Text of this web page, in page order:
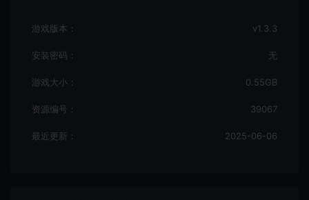
游戏版本： v1.3.3
安装密码： 无
游戏大小： 0.55GB
资源编号： 39067
最近更新： 2025-06-06